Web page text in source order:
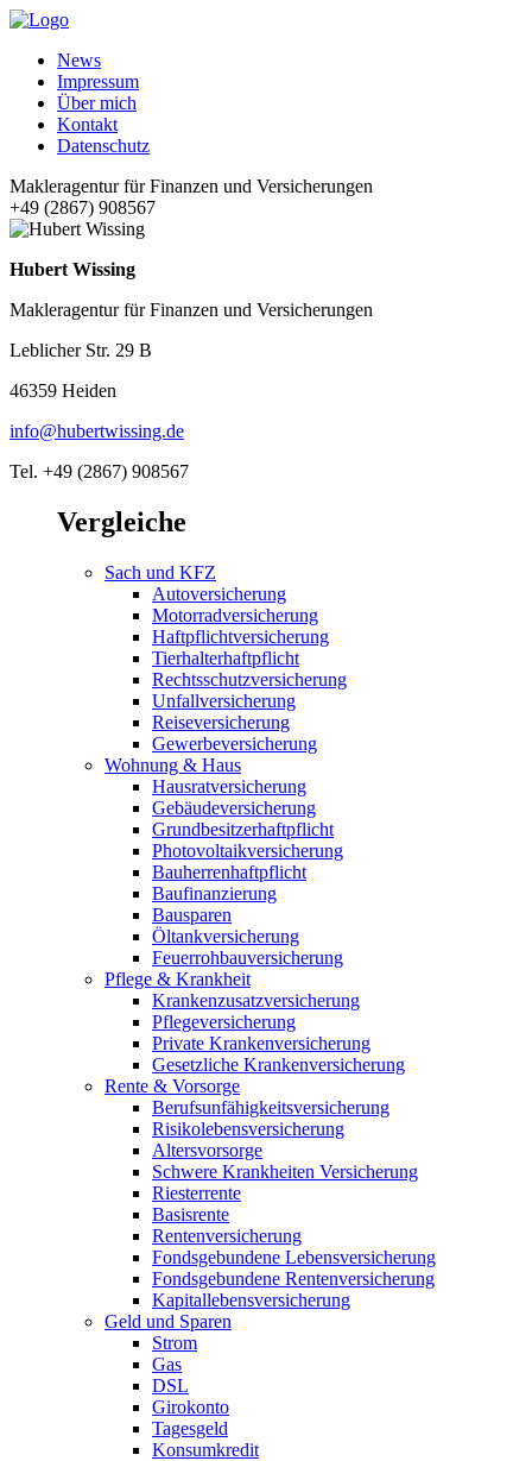
News
Impressum
Über mich
Kontakt
Datenschutz
Makleragentur für Finanzen und Versicherungen
+49 (2867) 908567
Hubert Wissing
Makleragentur für Finanzen und Versicherungen
Leblicher Str. 29 B
46359 Heiden
info@hubertwissing.de
Tel. +49 (2867) 908567
Vergleiche
Sach und KFZ
Autoversicherung
Motorradversicherung
Haftpflichtversicherung
Tierhalterhaftpflicht
Rechtsschutzversicherung
Unfallversicherung
Reiseversicherung
Gewerbeversicherung
Wohnung & Haus
Hausratversicherung
Gebäudeversicherung
Grundbesitzerhaftpflicht
Photovoltaikversicherung
Bauherrenhaftpflicht
Baufinanzierung
Bausparen
Öltankversicherung
Feuerrohbauversicherung
Pflege & Krankheit
Krankenzusatzversicherung
Pflegeversicherung
Private Krankenversicherung
Gesetzliche Krankenversicherung
Rente & Vorsorge
Berufs­unfähigkeitsversicherung
Risikolebensversicherung
Altersvorsorge
Schwere Krankheiten Versicherung
Riesterrente
Basisrente
Rentenversicherung
Fondsgebundene Lebensversicherung
Fondsgebundene Rentenversicherung
Kapitallebensversicherung
Geld und Sparen
Strom
Gas
DSL
Girokonto
Tagesgeld
Konsumkredit